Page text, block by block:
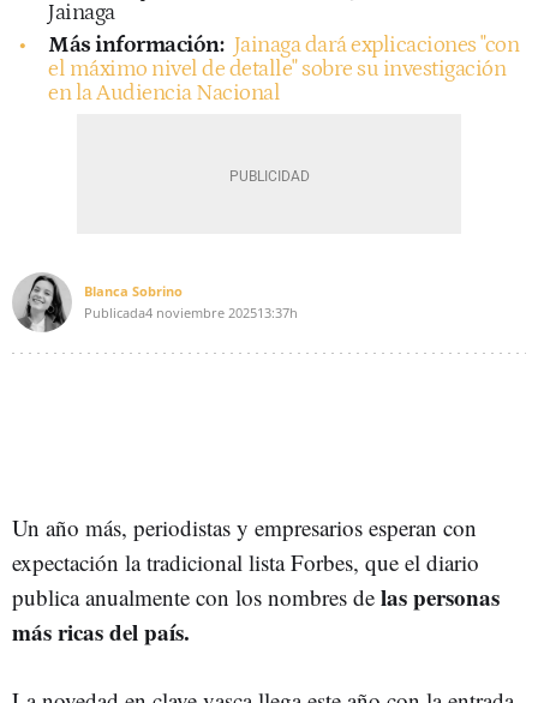
Jainaga
Más información: Jainaga dará explicaciones "con
el máximo nivel de detalle" sobre su investigación
en la Audiencia Nacional
Blanca Sobrino
Publicada4 noviembre 202513:37h
Un año más, periodistas y empresarios esperan con
expectación la tradicional lista Forbes, que el diario
publica anualmente con los nombres de las personas
más ricas del país.